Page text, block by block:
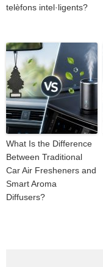
telèfons intel·ligents?
What Is the Difference
Between Traditional
Car Air Fresheners and
Smart Aroma
Diffusers?